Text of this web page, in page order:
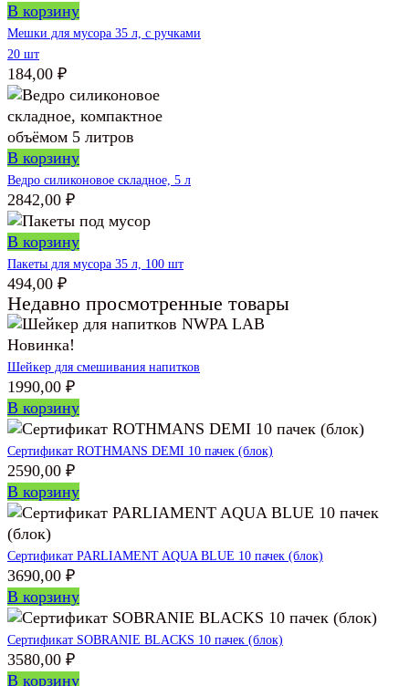
В корзину
Мешки для мусора 35 л, с ручками
20 шт
184,00 ₽
В корзину
Ведро силиконовое складное, 5 л
2842,00 ₽
В корзину
Пакеты для мусора 35 л, 100 шт
494,00 ₽
Недавно просмотренные товары
Новинка!
Шейкер для смешивания напитков
1990,00 ₽
В корзину
Сертификат ROTHMANS DEMI 10 пачек (блок)
2590,00 ₽
В корзину
Сертификат PARLIAMENT AQUA BLUE 10 пачек (блок)
3690,00 ₽
В корзину
Сертификат SOBRANIE BLACKS 10 пачек (блок)
3580,00 ₽
В корзину